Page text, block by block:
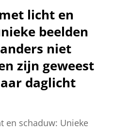
licht en
beelden
niet
zijn geweest
daglicht
en schaduw: Unieke